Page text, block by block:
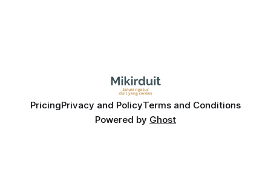
PricingPrivacy and PolicyTerms and Conditions
Powered by Ghost